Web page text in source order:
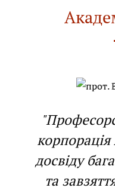
досвіду
та